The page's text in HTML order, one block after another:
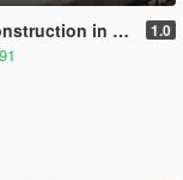
time for new PD [YMAP] 1.0